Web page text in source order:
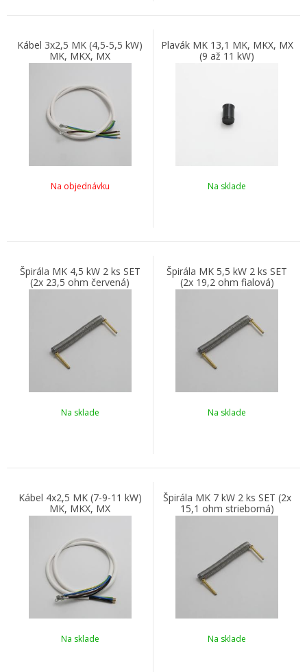
Kábel 3x2,5 MK (4,5-5,5 kW)
MK, MKX, MX
Na objednávku
Plavák MK 13,1 MK, MKX, MX
(9 až 11 kW)
Na sklade
Špirála MK 4,5 kW 2 ks SET
(2x 23,5 ohm červená)
Na sklade
Špirála MK 5,5 kW 2 ks SET
(2x 19,2 ohm fialová)
Na sklade
Kábel 4x2,5 MK (7-9-11 kW)
MK, MKX, MX
Na sklade
Špirála MK 7 kW 2 ks SET (2x
15,1 ohm strieborná)
Na sklade